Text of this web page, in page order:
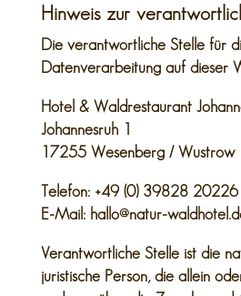
Hinweis zur
Die verantwortliche Stelle für
Datenverarbeitung auf dieser
Hotel & Waldrestaurant
Johannesruh 1
17255 Wesenberg / Wustrow
Telefon: +49 (0) 39828 20226
E-Mail: hallo@natur-
Verantwortliche Stelle ist die
juristische Person, die allein